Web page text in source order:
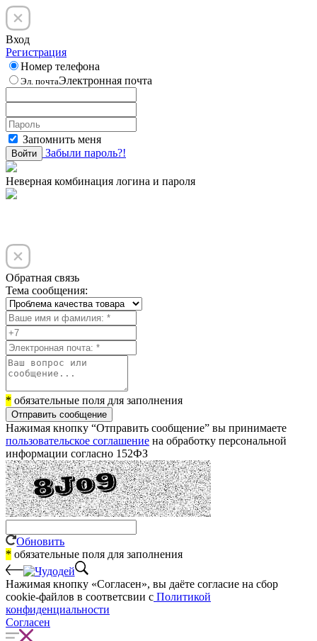
Вход
Регистрация
Номер телефона
Эл. почтаЭлектронная почта
Запомнить меня
Войти Забыли пароль?!
Неверная комбинация логина и пароля
Обратная связь
Тема сообщения:
* обязательные поля для заполнения
Отправить сообщение
Нажимая кнопку “Отправить сообщение” вы принимаете
пользовательское соглашение на обработку персональной
информации согласно 152ФЗ
Обновить
* обязательные поля для заполнения
Нажимая кнопку «Согласен», вы даёте cогласие на сбор
cookie-файлов в соответсвии с Политикой
конфиденциальности
Согласен